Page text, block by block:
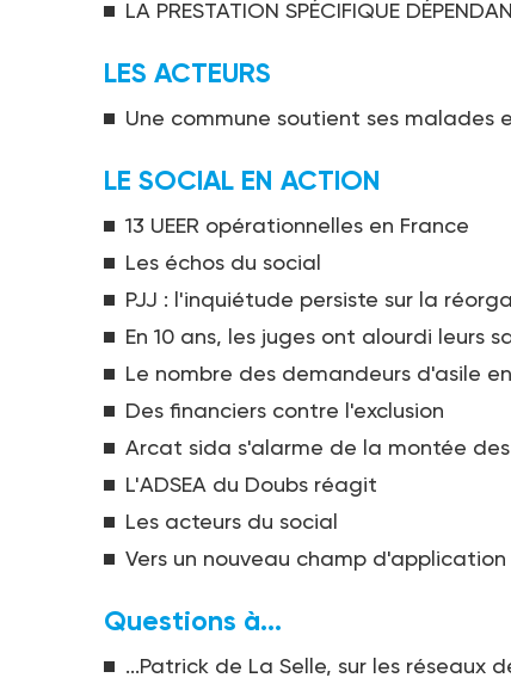
LA PRESTATION SPÉCIFIQUE
LES ACTEURS
Une commune soutient ses malades
LE SOCIAL EN ACTION
13 UEER opérationnelles en France
Les échos du social
PJJ : l'inquiétude persiste sur la
En 10 ans, les juges ont alourdi leurs
Le nombre des demandeurs d'asile
Des financiers contre l'exclusion
Arcat sida s'alarme de la montée des
L'ADSEA du Doubs réagit
Les acteurs du social
Vers un nouveau champ
Questions à...
...Patrick de La Selle, sur les réseaux